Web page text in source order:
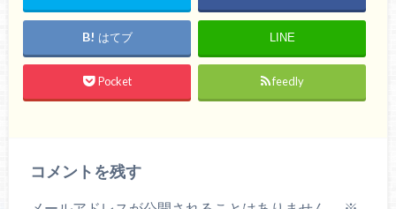
はてブ LINE
Pocket feedly
コメントを残す